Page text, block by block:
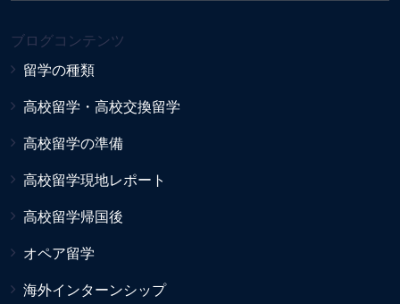
ブログコンテンツ
留学の種類
高校留学・高校交換留学
高校留学の準備
高校留学現地レポート
高校留学帰国後
オペア留学
海外インターンシップ